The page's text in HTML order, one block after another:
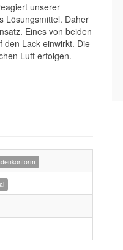
unserer
Lösungsmittel. Daher
Eines von beiden
den Lack einwirkt. Die
Luft erfolgen.
Koch Chemie Reactive
Rust Remover 500ml
13,90 € *
27,80 € pro 1 l